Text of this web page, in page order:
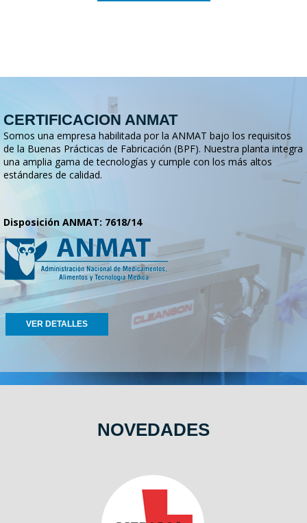
CERTIFICACION ANMAT
Somos una empresa habilitada por la ANMAT bajo los requisitos
de la Buenas Prácticas de Fabricación (BPF). Nuestra planta integra
una amplia gama de tecnologías y cumple con los más altos
estándares de calidad.
Disposición ANMAT: 7618/14
VER DETALLES
NOVEDADES